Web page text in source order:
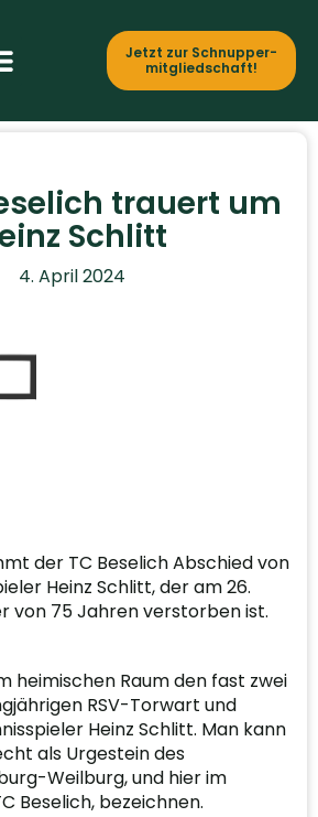
Jetzt zur Schnupper­
mitgliedschaft!
trauert um
Schlitt
4. April 2024
der TC Beselich Abschied von
Heinz Schlitt, der am 26.
von 75 Jahren verstorben ist.
heimischen Raum den fast zwei
RSV-Torwart und
Heinz Schlitt. Man kann
als Urgestein des
Weilburg, und hier im
Beselich, bezeichnen.